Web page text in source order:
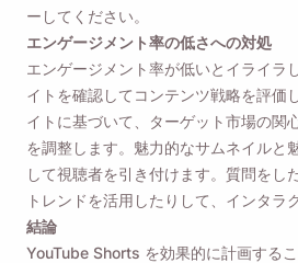
ーしてください。
エンゲージメント率の低さへの対処
エンゲージメント率が低いとイライラ
イトを確認してコンテンツ戦略を評価
イトに基づいて、ターゲット市場の関
を調整します。魅力的なサムネイルと
して視聴者を引き付けます。質問をし
トレンドを活用したりして、インタラ
結論
YouTube Shorts を効果的に計画する